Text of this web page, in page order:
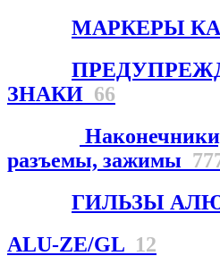
МАРКЕРЫ
ЗНАКИ 66
разъемы, зажимы
ГИЛЬЗЫ
ALU-ZE/GL 12